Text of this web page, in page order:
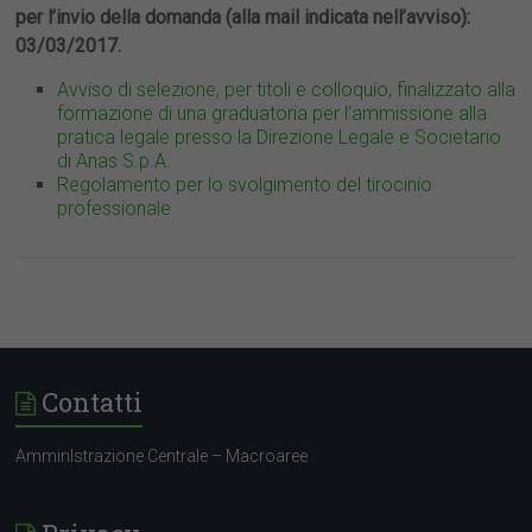
per l’invio della domanda (alla mail indicata nell’avviso):
03/03/2017.
Avviso di selezione, per titoli e colloquio, finalizzato alla
formazione di una graduatoria per l’ammissione alla
pratica legale presso la Direzione Legale e Societario
di Anas S.p.A.
Regolamento per lo svolgimento del tirocinio
professionale
Contatti
AmminIstrazione Centrale – Macroaree